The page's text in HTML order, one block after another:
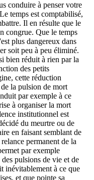
conduire à penser votre
temps est comptabilisé,
Il en résulte que le
congrue. Que le temps
plus dangereux dans
soit peu à peu éliminé.
bien réduit à rien par la
des petits
cette réduction
la pulsion de mort
par exemple à ce
à organiser la mort
institutionnel est
du meurtre ou de
en faisant semblant de
permanent de la
par exemple
pulsions de vie et de
inévitablement à ce que
et que pointe sa